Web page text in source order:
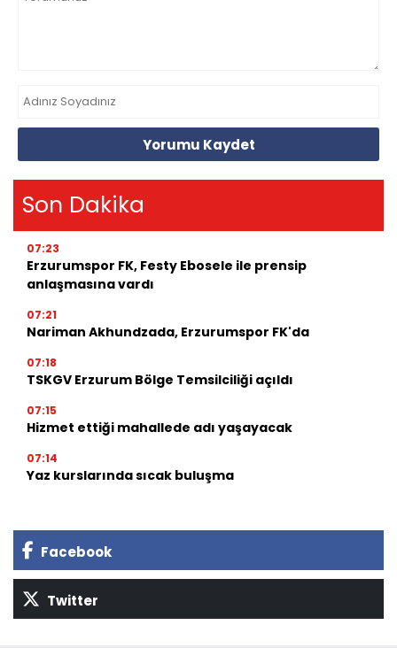
Yorumu Kaydet
Son Dakika
07:23
Erzurumspor FK, Festy Ebosele ile prensip
anlaşmasına vardı
07:21
Nariman Akhundzada, Erzurumspor FK'da
07:18
TSKGV Erzurum Bölge Temsilciliği açıldı
07:15
Hizmet ettiği mahallede adı yaşayacak
07:14
Yaz kurslarında sıcak buluşma
Facebook
Twitter